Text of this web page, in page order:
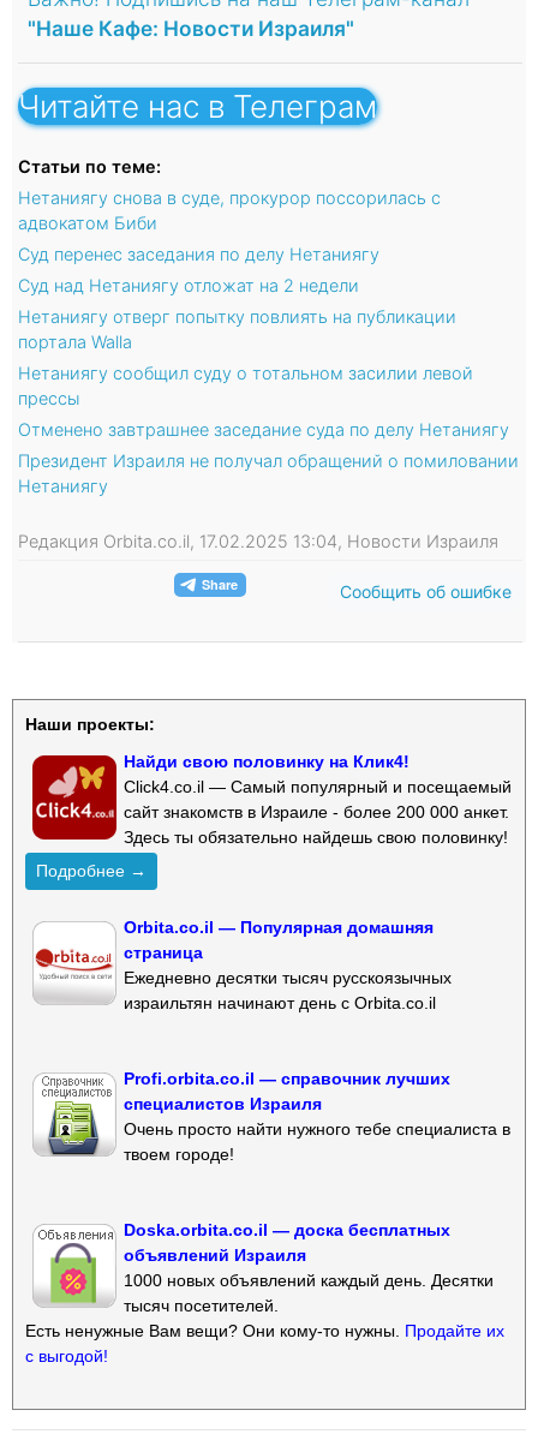
"Наше Кафе: Новости Израиля"
Читайте нас в Телеграм
Статьи по теме:
Нетаниягу снова в суде, прокурор поссорилась с
адвокатом Биби
Суд перенес заседания по делу Нетаниягу
Суд над Нетаниягу отложат на 2 недели
Нетаниягу отверг попытку повлиять на публикации
портала Walla
Нетаниягу сообщил суду о тотальном засилии левой
прессы
Отменено завтрашнее заседание суда по делу Нетаниягу
Президент Израиля не получал обращений о помиловании
Нетаниягу
Редакция Orbita.co.il, 17.02.2025 13:04, Новости Израиля
Сообщить об ошибке
Наши проекты:
Найди свою половинку на Клик4!
Click4.co.il — Самый популярный и посещаемый
сайт знакомств в Израиле - более 200 000 анкет.
Здесь ты обязательно найдешь свою половинку!
Подробнее →
Orbita.co.il — Популярная домашняя
страница
Ежедневно десятки тысяч русскоязычных
израильтян начинают день с Orbita.co.il
Profi.orbita.co.il — справочник лучших
специалистов Израиля
Очень просто найти нужного тебе специалиста в
твоем городе!
Doska.orbita.co.il — доска бесплатных
объявлений Израиля
1000 новых объявлений каждый день. Десятки
тысяч посетителей.
Есть ненужные Вам вещи? Они кому-то нужны. Продайте их
с выгодой!